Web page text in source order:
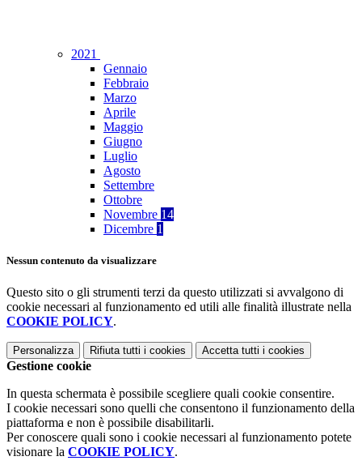
2021
Gennaio
Febbraio
Marzo
Aprile
Maggio
Giugno
Luglio
Agosto
Settembre
Ottobre
Novembre 14
Dicembre 1
Nessun contenuto da visualizzare
Questo sito o gli strumenti terzi da questo utilizzati si avvalgono di
cookie necessari al funzionamento ed utili alle finalità illustrate nella
COOKIE POLICY.
Personalizza Rifiuta tutti i cookies Accetta tutti i cookies
Gestione cookie
In questa schermata è possibile scegliere quali cookie consentire.
I cookie necessari sono quelli che consentono il funzionamento della
piattaforma e non è possibile disabilitarli.
Per conoscere quali sono i cookie necessari al funzionamento potete
visionare la COOKIE POLICY.